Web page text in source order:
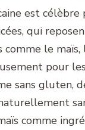
est célèbre
qui
comme le
pour
sans gluten,
comme